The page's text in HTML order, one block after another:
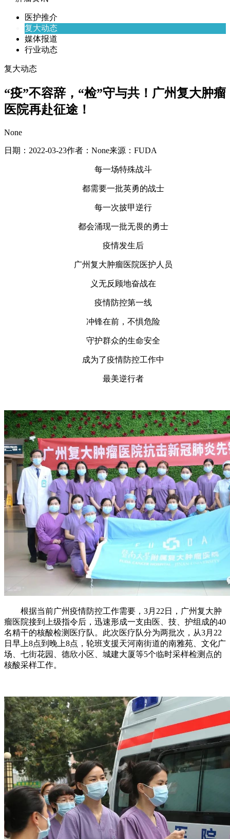
医护推介
复大动态
媒体报道
行业动态
复大动态
“疫”不容辞，“检”守与共！广州复大肿瘤
医院再赴征途！
None
日期： 2022-03-23作者： None来源： FUDA
每一场特殊战斗
都需要一批英勇的战士
每一次披甲逆行
都会涌现一批无畏的勇士
疫情发生后
广州复大肿瘤医院医护人员
义无反顾地奋战在
疫情防控第一线
冲锋在前，不惧危险
守护群众的生命安全
成为了疫情防控工作中
最美逆行者
根据当前广州疫情防控工作需要，3月22日，广州复大肿
瘤医院接到上级指令后，迅速形成一支由医、技、护组成的40
名精干的核酸检测医疗队。此次医疗队分为两批次，从3月22
日早上8点到晚上8点，轮班支援天河南街道的南雅苑、文化广
场、七街花园、德欣小区、城建大厦等5个临时采样检测点的
核酸采样工作。